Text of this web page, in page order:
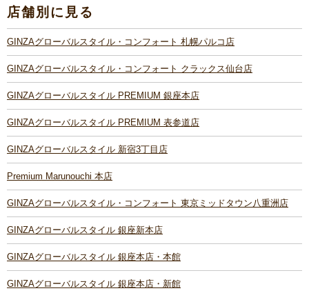
店舗別に見る
GINZAグローバルスタイル・コンフォート 札幌パルコ店
GINZAグローバルスタイル・コンフォート クラックス仙台店
GINZAグローバルスタイル PREMIUM 銀座本店
GINZAグローバルスタイル PREMIUM 表参道店
GINZAグローバルスタイル 新宿3丁目店
Premium Marunouchi 本店
GINZAグローバルスタイル・コンフォート 東京ミッドタウン八重洲店
GINZAグローバルスタイル 銀座新本店
GINZAグローバルスタイル 銀座本店・本館
GINZAグローバルスタイル 銀座本店・新館